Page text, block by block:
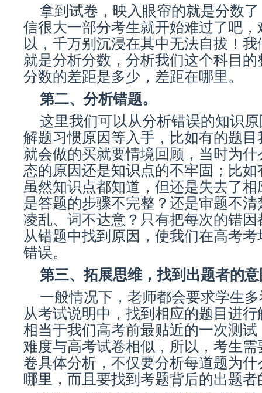
拿到试卷，映入眼帘的就是分数
信很大一部分考生就开始难过了吧
以，千万别沉浸在其中无法自拔！
就是分析分数，分析我们这个科目
分数的差距是多少，差距在哪里。
第二、分析错题。
这里我们可以从分析错误的知识
解题习惯原因等入手，比如有的题
就会做的买就要情境回顾，当时为
态的原因还是知识点的不牢固；比
虽然知识点都知道，但还是失去了
是答题的步骤不完整？还是审题不
凌乱、词不达意？只有把每次的错
从错题中找到原因，使我们在高考
错误。
第三、拓展思维，找到出题者的
一般情况下，老师都会要求学生
从考试说明中，找到相应的题目进
相当于我们高考前最贴近的一次测
难度与高考试卷相似，所以，考生
卷具体分析，不仅要分析每道题为
哪里，而且要找到考题背后的出题者